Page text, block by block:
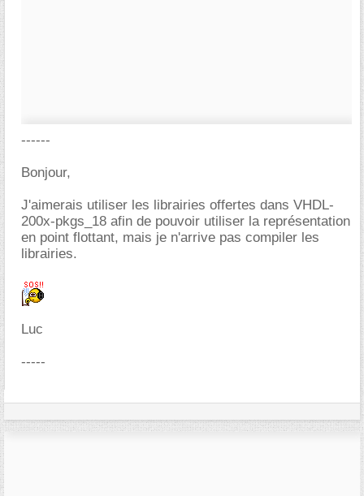
------
Bonjour,
J'aimerais utiliser les librairies offertes dans VHDL-
200x-pkgs_18 afin de pouvoir utiliser la représentation
en point flottant, mais je n'arrive pas compiler les
librairies.
Luc
-----